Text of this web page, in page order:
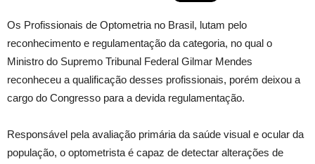
Os Profissionais de Optometria no Brasil, lutam pelo
reconhecimento e regulamentação da categoria, no qual o
Ministro do Supremo Tribunal Federal Gilmar Mendes
reconheceu a qualificação desses profissionais, porém deixou a
cargo do Congresso para a devida regulamentação.
Responsável pela avaliação primária da saúde visual e ocular da
população, o optometrista é capaz de detectar alterações de